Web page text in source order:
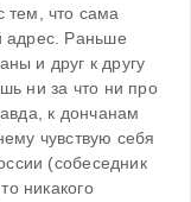
тем, что сама
адрес. Раньше
и друг к другу
ни за что ни про
к дончанам
чувствую себя
(собеседник
никакого